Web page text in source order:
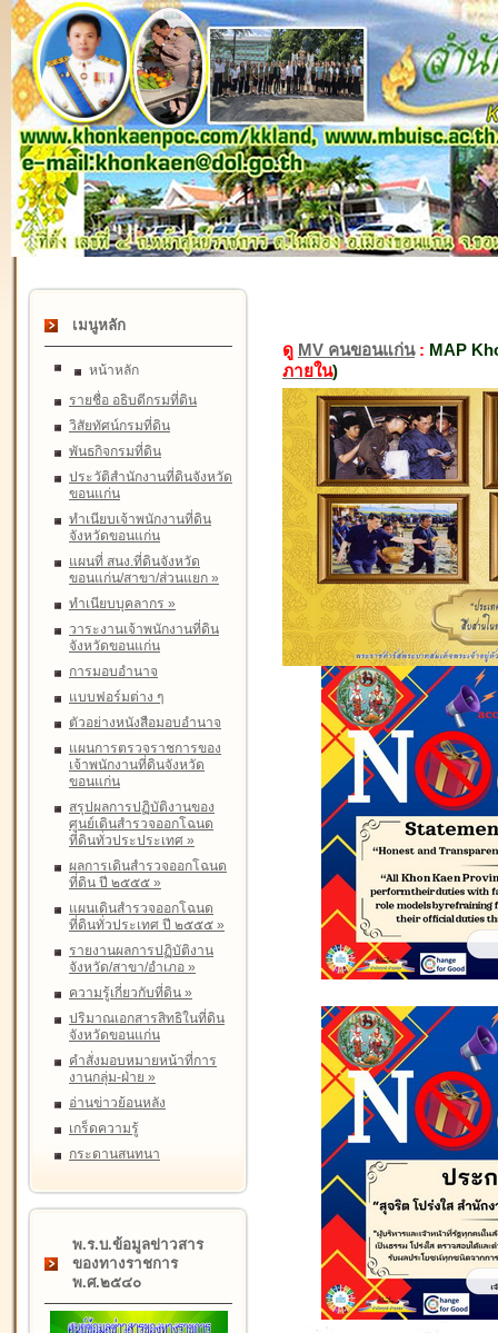
เมนูหลัก
หน้าหลัก
รายชื่อ อธิบดีกรมที่ดิน
วิสัยทัศน์กรมที่ดิน
พันธกิจกรมที่ดิน
ประวัติสำนักงานที่ดินจังหวัด
ขอนแก่น
ทำเนียบเจ้าพนักงานที่ดิน
จังหวัดขอนแก่น
แผนที่ สนง.ที่ดินจังหวัด
ขอนแก่น/สาขา/ส่วนแยก »
ทำเนียบบุคลากร »
วาระงานเจ้าพนักงานที่ดิน
จังหวัดขอนแก่น
การมอบอำนาจ
แบบฟอร์มต่าง ๆ
ตัวอย่างหนังสือมอบอำนาจ
แผนการตรวจราชการของ
เจ้าพนักงานที่ดินจังหวัด
ขอนแก่น
สรุปผลการปฏิบัติงานของ
ศูนย์เดินสำรวจออกโฉนด
ที่ดินทั่วประประเทศ »
ผลการเดินสำรวจออกโฉนด
ที่ดิน ปี ๒๕๕๕ »
แผนเดินสำรวจออกโฉนด
ที่ดินทั่วประเทศ ปี ๒๕๕๕ »
รายงานผลการปฏิบัติงาน
จังหวัด/สาขา/อำเภอ »
ความรู้เกี่ยวกับที่ดิน »
ปริมาณเอกสารสิทธิในที่ดิน
จังหวัดขอนแก่น
คำสั่งมอบหมายหน้าที่การ
งานกลุ่ม-ฝ่าย »
อ่านข่าวย้อนหลัง
เกร็ดความรู้
กระดานสนทนา
พ.ร.บ.ข้อมูลข่าวสาร
ของทางราชการ
พ.ศ.๒๕๔๐
ดู MV คนขอนแก่น: MAP
ภายใน)